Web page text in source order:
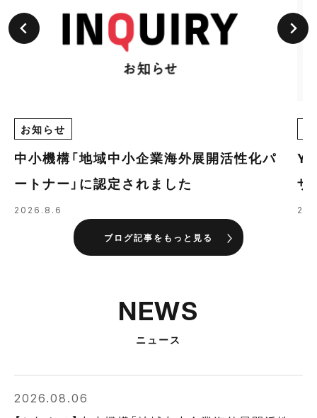
お知らせ
中小機構「地域中小企業海外展開活性化パ
ートナー」に認定されました
2026.8.6
ザ
の
ブログ記事をもっと見る
NEWS
ニュース
2026.08.06